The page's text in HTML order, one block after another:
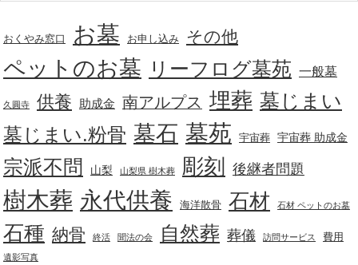
おくやみ窓口 お墓 お申し込み その他
ペットのお墓 リーフログ墓苑 一般墓
久圓寺 供養 助成金 南アルプス 埋葬 墓じまい
墓じまい.粉骨 墓石 墓苑 宇宙葬 宇宙葬 助成金
宗派不問 山梨 山梨県 樹木葬 彫刻 後継者問題
樹木葬 永代供養 海洋散骨 石材 石材 ペットのお墓
石種 納骨 終活 聞法の会 自然葬 葬儀 訪問サービス 費用
遺影写真